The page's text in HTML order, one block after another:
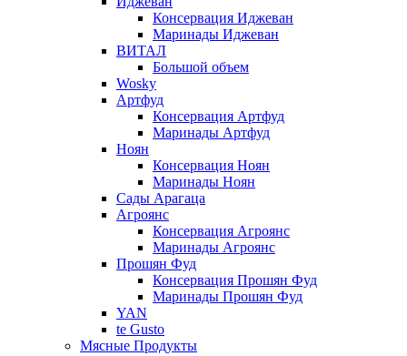
Консервация Иджеван
Маринады Иджеван
ВИТАЛ
Большой объем
Wosky
Артфуд
Консервация Артфуд
Маринады Артфуд
Ноян
Консервация Ноян
Маринады Ноян
Сады Арагаца
Агроянс
Консервация Агроянс
Маринады Агроянс
Прошян Фуд
Консервация Прошян Фуд
Маринады Прошян Фуд
YAN
te Gusto
Мясные Продукты